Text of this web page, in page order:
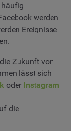
häufig
werden
Ereignisse
Zukunft von
lässt sich
oder Instagram
die